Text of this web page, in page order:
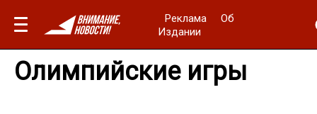
Реклама
Об
Издании
Олимпийские игры